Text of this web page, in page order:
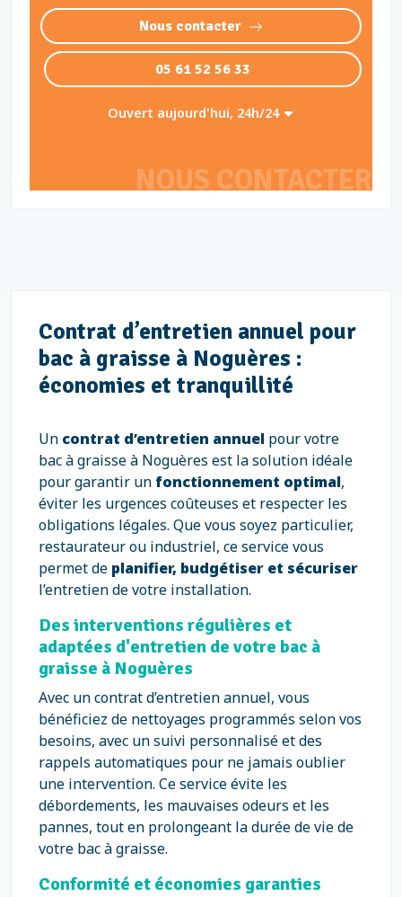
NOUS CONTACTER
Nous contacter
05 61 52 56 33
Ouvert aujourd'hui, 24h/24
Contrat d’entretien annuel pour
bac à graisse à Noguères :
économies et tranquillité
Un contrat d’entretien annuel pour votre
bac à graisse à Noguères est la solution idéale
pour garantir un fonctionnement optimal,
éviter les urgences coûteuses et respecter les
obligations légales. Que vous soyez particulier,
restaurateur ou industriel, ce service vous
permet de planifier, budgétiser et sécuriser
l’entretien de votre installation.
Des interventions régulières et
adaptées d'entretien de votre bac à
graisse à Noguères
Avec un contrat d’entretien annuel, vous
bénéficiez de nettoyages programmés selon vos
besoins, avec un suivi personnalisé et des
rappels automatiques pour ne jamais oublier
une intervention. Ce service évite les
débordements, les mauvaises odeurs et les
pannes, tout en prolongeant la durée de vie de
votre bac à graisse.
Conformité et économies garanties